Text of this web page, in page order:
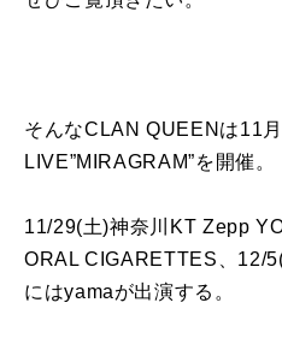
そんなCLAN QUEEN は11
LIVE”MIRAGRAM”を開催。
11/29(土)神奈川 KT Zepp
ORAL CIGARETTES 、12/
にはyamaが出演する。